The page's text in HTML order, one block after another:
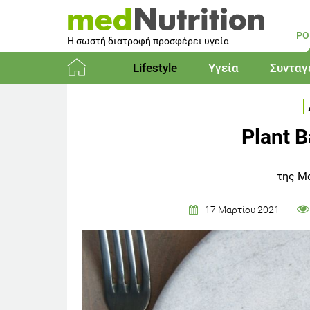
Η σωστή διατροφή προσφέρει υγεία
Lifestyle Υγεία
Plant
της
17 Μαρτίου 2021